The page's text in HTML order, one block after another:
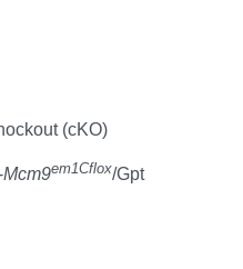
(cKO)
Mcm9em1Cflox/Gpt